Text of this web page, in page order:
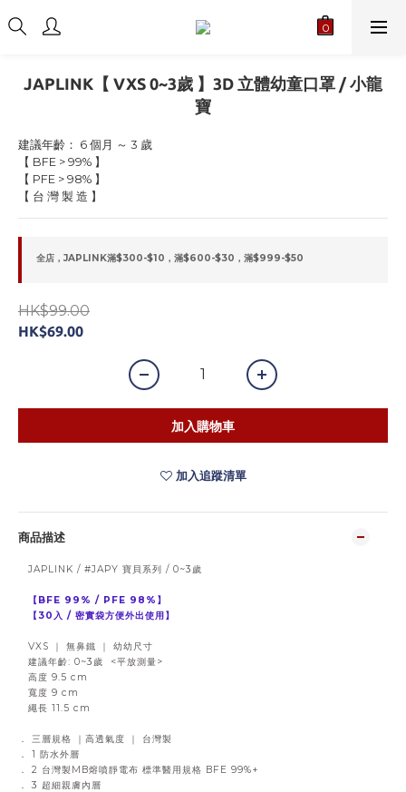
JAPLINK【 VXS 0~3歲 】3D 立體幼童口罩 / 小龍
寶
建議年齡： 6 個月 ～ 3 歲
【 BFE > 99% 】
【 PFE > 98% 】
【 台 灣 製 造 】
全店，JAPLINK滿$300-$10，滿$600-$30，滿$999-$50
HK$99.00
HK$69.00
加入購物車
加入追蹤清單
商品描述
JAPLINK / #JAPY 寶貝系列 / 0~3歲
【BFE 99% / PFE 98%】
【30入 / 密實袋方便外出使用】
VXS ｜ 無鼻鐵 ｜ 幼幼尺寸
建議年齡: 0~3歲 <平放測量>
高度 9.5 cm
寬度 9 cm
繩長 11.5 cm
． 三層規格 ｜高透氣度 ｜ 台灣製
． 1 防水外層
． 2 台灣製MB熔噴靜電布 標準醫用規格 BFE 99%+
． 3 超細親膚內層